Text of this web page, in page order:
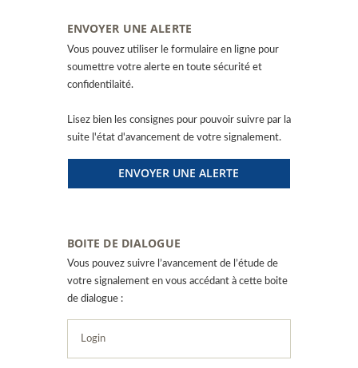
ENVOYER UNE ALERTE
Vous pouvez utiliser le formulaire en ligne pour
soumettre votre alerte en toute sécurité et
confidentilaité.
Lisez bien les consignes pour pouvoir suivre par la
suite l'état d'avancement de votre signalement.
ENVOYER UNE ALERTE
BOITE DE DIALOGUE
Vous pouvez suivre l’avancement de l’étude de
votre signalement en vous accédant à cette boite
de dialogue :